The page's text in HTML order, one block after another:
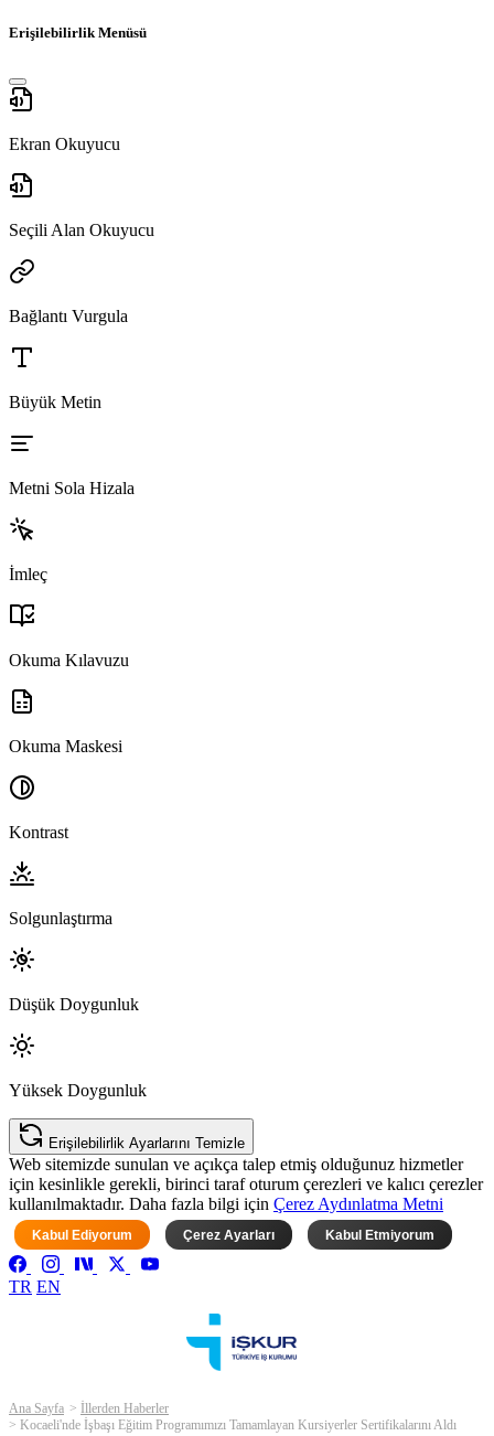
Erişilebilirlik Menüsü
Ekran Okuyucu
Seçili Alan Okuyucu
Bağlantı Vurgula
Büyük Metin
Metni Sola Hizala
İmleç
Okuma Kılavuzu
Okuma Maskesi
Kontrast
Solgunlaştırma
Düşük Doygunluk
Yüksek Doygunluk
Erişilebilirlik Ayarlarını Temizle
Web sitemizde sunulan ve açıkça talep etmiş olduğunuz hizmetler
için kesinlikle gerekli, birinci taraf oturum çerezleri ve kalıcı çerezler
kullanılmaktadır. Daha fazla bilgi için Çerez Aydınlatma Metni
Kabul Ediyorum Çerez Ayarları Kabul Etmiyorum
TR EN
Ana Sayfa
İllerden Haberler
Kocaeli'nde İşbaşı Eğitim Programımızı Tamamlayan Kursiyerler Sertifikalarını Aldı